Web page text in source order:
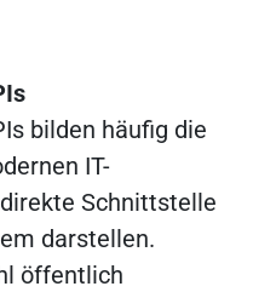
bilden häufig die
IT-
Schnittstelle
darstellen.
öffentlich